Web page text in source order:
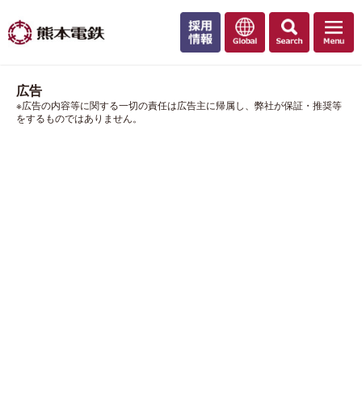
広告
※広告の内容等に関する一切の責任は広告主に帰属し、弊社が保証・推奨等
をするものではありません。